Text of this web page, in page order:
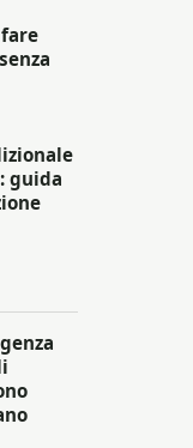
guida